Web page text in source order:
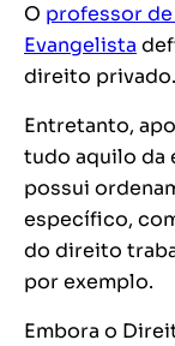
O professor
Evangelista
direito privado.
Entretanto,
tudo aquilo da
possui
específico,
do direito
por exemplo.
Embora o